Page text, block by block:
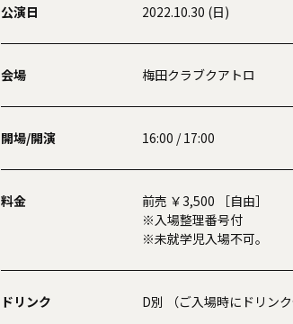
公演日 2022.10.30 (日)
会場 梅田クラブクアトロ
開場/開演 16:00 / 17:00
料金
前売 ￥3,500 ［自由］
※入場整理番号付
※未就学児入場不可。
ドリンク D別 （ご入場時にドリン